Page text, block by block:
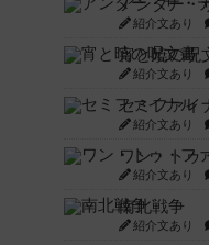
紹介文あり
宵と暁の呪
紹介文あり
紹介文あり
ワン・トゥ
紹介文あり
南北戦争
紹介文あり